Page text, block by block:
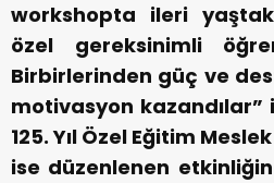
workshopta ileri
özel gereksinimli
Birbirlerinden güç ve
motivasyon
125. Yıl Özel Eğitim
ise düzenlenen